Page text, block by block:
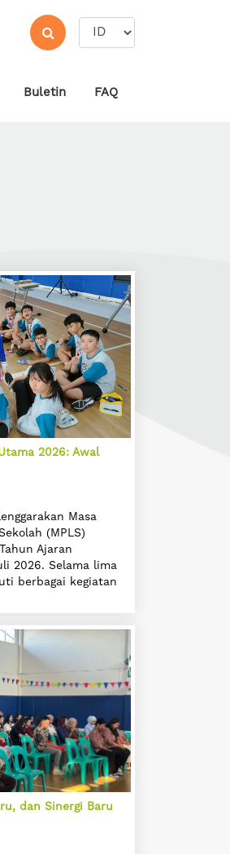
Buletin FAQ
2026: Awal
Masa
(MPLS)
Ajaran
2026. Selama lima
berbagai kegiatan
dan Sinergi Baru